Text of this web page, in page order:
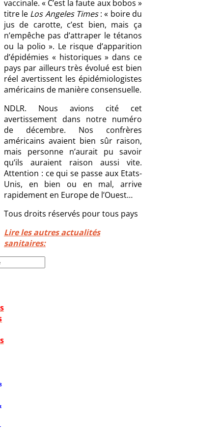
vaccinale. « C’est la faute aux bobos »
titre le Los Angeles Times: « boire du
jus de carotte, c’est bien, mais ça
n’empêche pas d’attraper le tétanos
ou la polio ». Le risque d’apparition
d’épidémies « historiques » dans ce
pays par ailleurs très évolué est bien
réel avertissent les épidémiologistes
américains de manière consensuelle.
NDLR. Nous avions cité cet
avertissement dans notre numéro
de décembre. Nos confrères
américains avaient bien sûr raison,
mais personne n’aurait pu savoir
qu’ils auraient raison aussi vite.
Attention : ce qui se passe aux Etats-
Unis, en bien ou en mal, arrive
rapidement en Europe de l’Ouest…
Tous droits réservés pour tous pays
Lire les autres actualités
sanitaires: